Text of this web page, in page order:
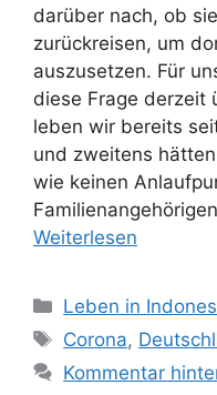
darüber nach, ob
zurückreisen, um
auszusetzen. Für
diese Frage derzeit
leben wir bereits
und zweitens
wie keinen
Weiterlesen
K
a
e
Leben in
S
c
Corona,
Kommentar